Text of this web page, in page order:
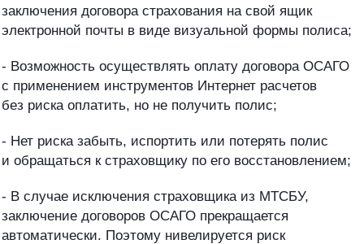
заключения договора страхования на свой ящик
электронной почты в виде визуальной формы полиса;
- Возможность осуществлять оплату договора ОСАГО
с применением инструментов Интернет расчетов
без риска оплатить, но не получить полис;
- Нет риска забыть, испортить или потерять полис
и обращаться к страховщику по его восстановлением;
- В случае исключения страховщика из МТСБУ,
заключение договоров ОСАГО прекращается
автоматически. Поэтому нивелируется риск